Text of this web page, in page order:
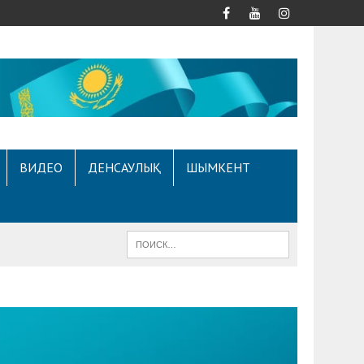
ВИДЕО ДЕНСАУЛЫҚ ШЫМКЕНТ